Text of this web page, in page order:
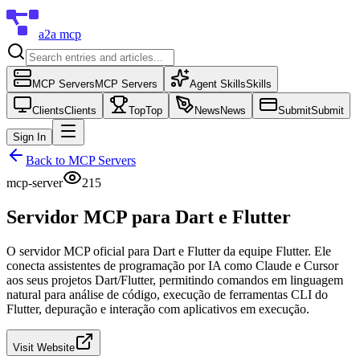
a2a mcp
MCP Servers MCP Servers Agent SkillsSkills
ClientsClients TopTop News News SubmitSubmit
Sign In
Back to MCP Servers
mcp-server
215
Servidor MCP para Dart e Flutter
O servidor MCP oficial para Dart e Flutter da equipe Flutter. Ele
conecta assistentes de programação por IA como Claude e Cursor
aos seus projetos Dart/Flutter, permitindo comandos em linguagem
natural para análise de código, execução de ferramentas CLI do
Flutter, depuração e interação com aplicativos em execução.
Visit Website